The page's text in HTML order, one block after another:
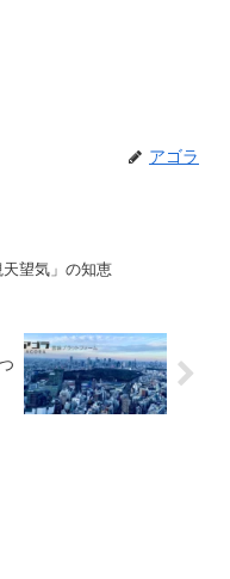
アゴラ
望気」の知恵